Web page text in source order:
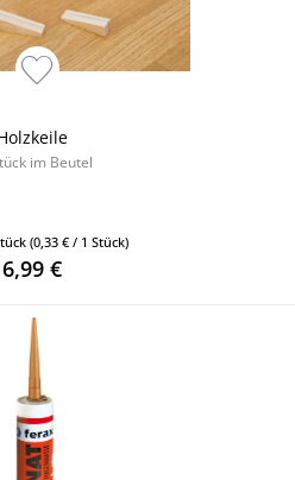
im Beutel
(0,33 € / 1 Stück)
6,99 €